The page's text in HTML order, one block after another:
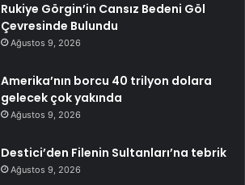
Rukiye Görgin’in Cansız Bedeni Göl
Çevresinde Bulundu
Ağustos 9, 2026
Amerika’nın borcu 40 trilyon dolara
gelecek çok yakında
Ağustos 9, 2026
Destici’den Filenin Sultanları’na tebrik
Ağustos 9, 2026